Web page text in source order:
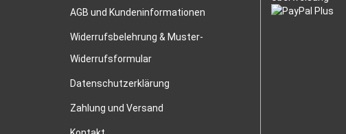
AGB und Kundeninformationen
Widerrufsbelehrung & Muster-
Widerrufsformular
Datenschutzerklärung
Zahlung und Versand